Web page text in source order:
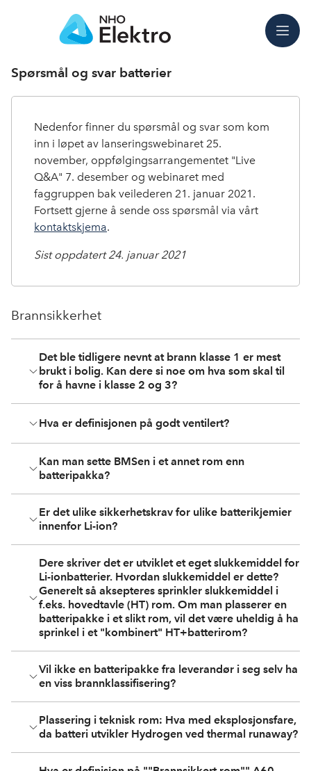
Meny
Spørsmål og svar batterier
Nedenfor finner du spørsmål og svar som kom
inn i løpet av lanseringswebinaret 25.
november, oppfølgingsarrangementet "Live
Q&A" 7. desember og webinaret med
faggruppen bak veilederen 21. januar 2021.
Fortsett gjerne å sende oss spørsmål via vårt
kontaktskjema.
Sist oppdatert 24. januar 2021
Brannsikkerhet
Det ble tidligere nevnt at brann klasse 1 er mest
brukt i bolig. Kan dere si noe om hva som skal til
for å havne i klasse 2 og 3?
Hva er definisjonen på godt ventilert?
Kan man sette BMSen i et annet rom enn
batteripakka?
Er det ulike sikkerhetskrav for ulike batterikjemier
innenfor Li-ion?
Dere skriver det er utviklet et eget slukkemiddel for
Li-ionbatterier. Hvordan slukkemiddel er dette?
Generelt så aksepteres sprinkler slukkemiddel i
f.eks. hovedtavle (HT) rom. Om man plasserer en
batteripakke i et slikt rom, vil det være uheldig å ha
sprinkel i et "kombinert" HT+batterirom?
Vil ikke en batteripakke fra leverandør i seg selv ha
en viss brannklassifisering?
Plassering i teknisk rom: Hva med eksplosjonsfare,
da batteri utvikler Hydrogen ved thermal runaway?